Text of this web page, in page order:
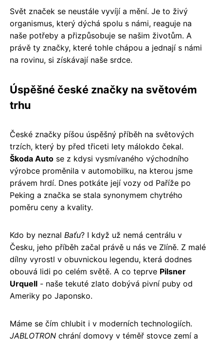
Svět značek se neustále vyvíjí a mění. Je to živý
organismus, který dýchá spolu s námi, reaguje na
naše potřeby a přizpůsobuje se našim životům. A
právě ty značky, které tohle chápou a jednají s námi
na rovinu, si získávají naše srdce.
Úspěšné české značky na světovém
trhu
České značky píšou úspěšný příběh na světových
trzích, který by před třiceti lety málokdo čekal.
Škoda Auto se z kdysi vysmívaného východního
výrobce proměnila v automobilku, na kterou jsme
právem hrdí. Dnes potkáte její vozy od Paříže po
Peking a značka se stala synonymem chytrého
poměru ceny a kvality.
Kdo by neznal Baťu? I když už nemá centrálu v
Česku, jeho příběh začal právě u nás ve Zlíně. Z malé
dílny vyrostl v obuvnickou legendu, která dodnes
obouvá lidi po celém světě. A co teprve Pilsner
Urquell - naše tekuté zlato dobývá pivní puby od
Ameriky po Japonsko.
Máme se čím chlubit i v moderních technologiích.
JABLOTRON chrání domovy v téměř stovce zemí a